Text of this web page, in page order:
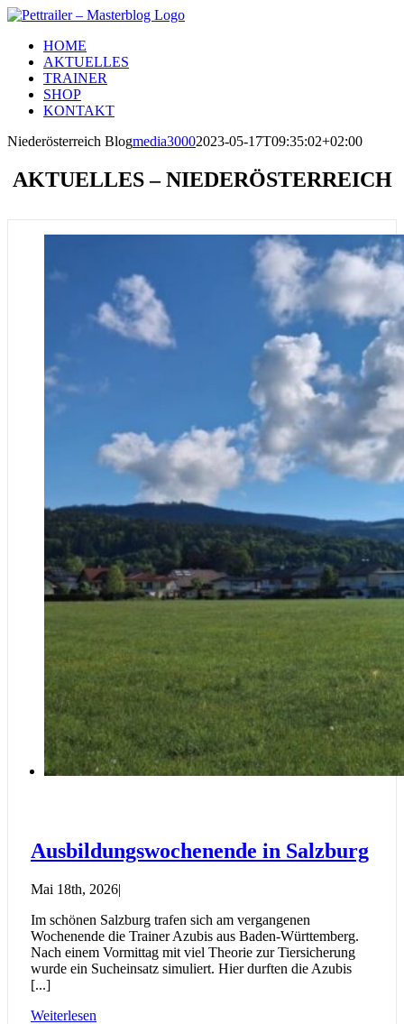
Zum
springenHOME
AKTUELLES
TRAINER
SHOP
KONTAKT
Niederösterreich Blogmedia30002023-05-17T09:35:02+02:00
AKTUELLES – NIEDERÖSTERREICH
Ausbildungswochenende in Salzburg
Mai 18th, 2026|
Im schönen Salzburg trafen sich am vergangenen
Wochenende die Trainer Azubis aus Baden-Württemberg.
Nach einem Vormittag mit viel Theorie zur Tiersicherung
wurde ein Sucheinsatz simuliert. Hier durften die Azubis
[...]
Weiterlesen